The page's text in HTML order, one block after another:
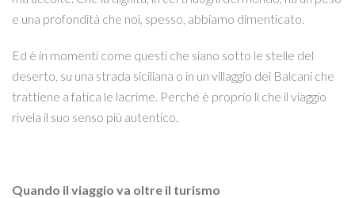
e una profondità che noi, spesso, abbiamo dimenticato.
Ed è in momenti come questi che siano sotto le stelle del
deserto, su una strada siciliana o in un villaggio dei Balcani che
trattiene a fatica le lacrime. Perché è proprio lì che il viaggio
rivela il suo senso più autentico.
Quando il viaggio va oltre il turismo